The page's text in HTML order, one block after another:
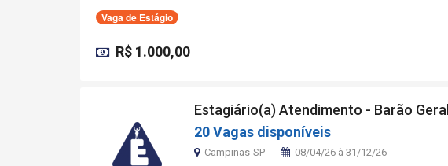
Vaga de Estágio
R$ 1.000,00
Estagiário(a) Atendimento - Barão
20 Vagas disponíveis
Campinas-SP 08/04/26 à 31/12/26